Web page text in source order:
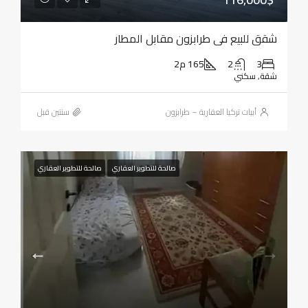
شقق للبيع في طرابزون مقابل المطار
3
2 165 م2
شقة, سكني
أبيات تركيا العقارية – طرابزون ‏سنتين قبل
صالحة للتطوير العقاري صالحة للتطوير العقاري